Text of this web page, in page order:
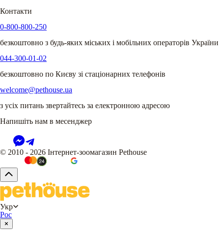
Контакти
0-800-800-250
безкоштовно з будь-яких міських і мобільних операторів України
044-300-01-02
безкоштовно по Києву зі стаціонарних телефонів
welcome@pethouse.ua
з усіх питань звертайтесь за електронною адресою
Напишіть нам в месенджер
© 2010 - 2026 Інтернет-зоомагазин Pethouse
Укр
Рос